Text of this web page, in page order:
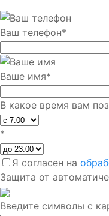
Ваш телефон*
Ваше имя*
В какое время вам
*
Я согласен на
Защита от
Введите символы с